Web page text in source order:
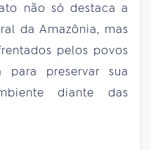
não só destaca a
da Amazônia, mas
pelos povos
preservar sua
diante das